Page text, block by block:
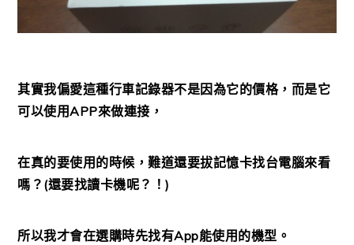
其實我偏愛這種行車記錄器不是因為它的價格，而是它
可以使用APP來做連接，
在真的要使用的時候，難道還要拔記憶卡找台電腦來看
嗎？(還要找讀卡機呢？！)
所以我才會在選購時先找有App能使用的機型。